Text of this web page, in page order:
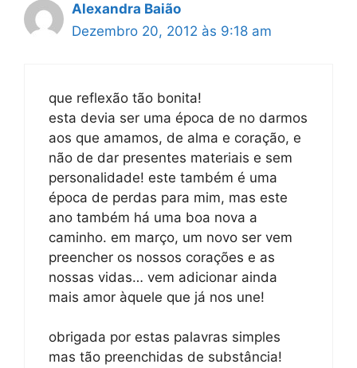
Alexandra Baião
Dezembro 20, 2012 às 9:18 am
que reflexão tão bonita!
esta devia ser uma época de no darmos
aos que amamos, de alma e coração, e
não de dar presentes materiais e sem
personalidade! este também é uma
época de perdas para mim, mas este
ano também há uma boa nova a
caminho. em março, um novo ser vem
preencher os nossos corações e as
nossas vidas… vem adicionar ainda
mais amor àquele que já nos une!
obrigada por estas palavras simples
mas tão preenchidas de substância!